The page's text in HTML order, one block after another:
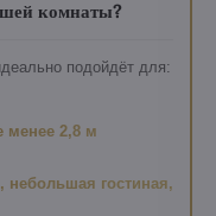
комнаты?
подойдёт для:
менее 2,8 м
небольшая гостиная,